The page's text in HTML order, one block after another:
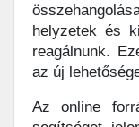
helyzetek és
reagálnunk.
az új
Az online